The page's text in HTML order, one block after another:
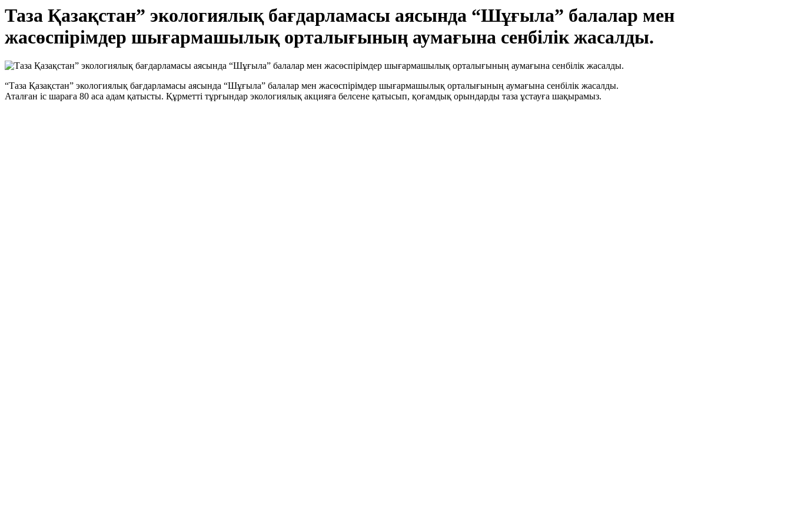
Таза Қазақстан” экологиялық бағдарламасы аясында “Шұғыла” балалар мен
жасөспірімдер шығармашылық орталығының аумағына сенбілік жасалды.
“Таза Қазақстан” экологиялық бағдарламасы аясында “Шұғыла” балалар мен жасөспірімдер шығармашылық орталығының аумағына сенбілік жасалды.
Аталған іс шараға 80 аса адам қатысты. Құрметті тұрғындар экологиялық акцияға белсене қатысып, қоғамдық орындарды таза ұстауға шақырамыз.